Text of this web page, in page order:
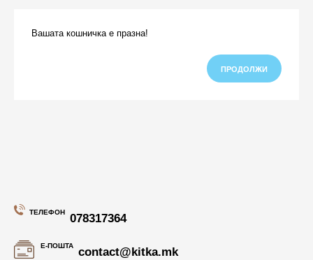
Вашата кошничка е празна!
ПРОДОЛЖИ
ТЕЛЕФОН 078317364
Е-ПОШТА contact@kitka.mk